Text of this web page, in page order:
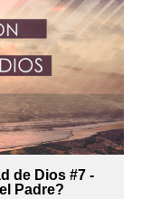
de Dios #7 -
Padre?